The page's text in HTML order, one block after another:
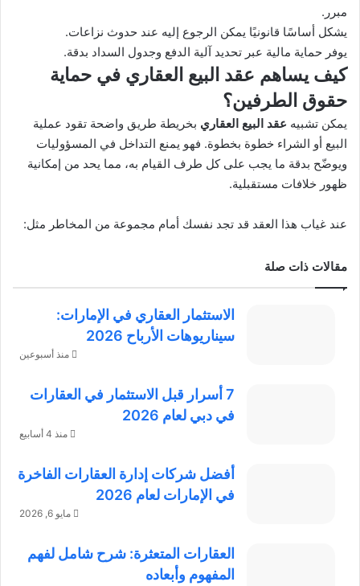
مبرر.
يشكل أساسًا قانونيًا يمكن الرجوع إليه عند حدوث نزاعات.
يوفر حماية مالية عبر تحديد آلية الدفع وجدول السداد بدقة.
كيف يساهم عقد البيع العقاري في حماية
حقوق الطرفين؟
يمكن تشبيه عقد البيع العقاري بخريطة طريق واضحة تقود عملية
البيع أو الشراء خطوة بخطوة. فهو يمنع التداخل في المسؤوليات
ويوضّح بدقة ما يجب على كل طرف القيام به، مما يحد من إمكانية
ظهور خلافات مستقبلية.
عند غياب هذا العقد قد تجد نفسك أمام مجموعة من المخاطر مثل:
مقالات ذات صلة
الاستثمار العقاري في الإمارات:
سيناريوهات الأرباح 2026
منذ أسبوعين
7 أسرار قبل الاستثمار في العقارات
في دبي لعام 2026
منذ 4 أسابيع
أفضل شركات إدارة العقارات الفاخرة
في الإمارات لعام 2026
مايو 6, 2026
العقارات المتعثرة: شرح شامل لفهم
المفهوم وأبعاده